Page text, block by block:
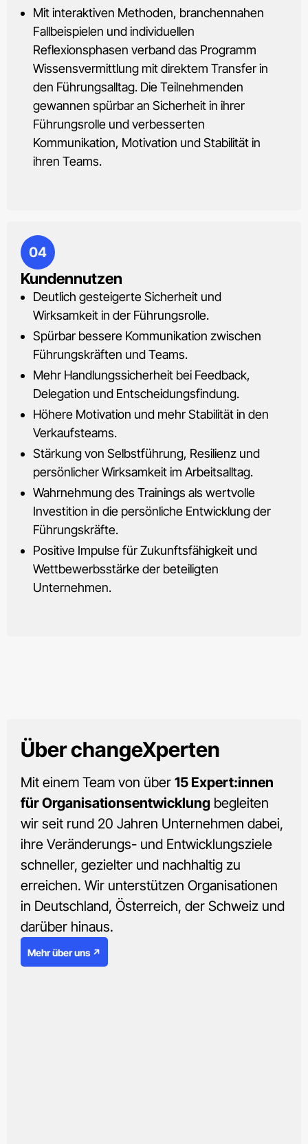
Mit interaktiven Methoden, branchennahen
Fallbeispielen und individuellen
Reflexionsphasen verband das Programm
Wissensvermittlung mit direktem Transfer in
den Führungsalltag. Die Teilnehmenden
gewannen spürbar an Sicherheit in ihrer
Führungsrolle und verbesserten
Kommunikation, Motivation und Stabilität in
ihren Teams.
04
Kundennutzen
Deutlich gesteigerte Sicherheit und
Wirksamkeit in der Führungsrolle.
Spürbar bessere Kommunikation zwischen
Führungskräften und Teams.
Mehr Handlungssicherheit bei Feedback,
Delegation und Entscheidungsfindung.
Höhere Motivation und mehr Stabilität in den
Verkaufsteams.
Stärkung von Selbstführung, Resilienz und
persönlicher Wirksamkeit im Arbeitsalltag.
Wahrnehmung des Trainings als wertvolle
Investition in die persönliche Entwicklung der
Führungskräfte.
Positive Impulse für Zukunftsfähigkeit und
Wettbewerbsstärke der beteiligten
Unternehmen.
ÜberchangeXperten
Mit einem Team von über 15 Expert:innen
für Organisationsentwicklung begleiten
wir seit rund 20 Jahren Unternehmen dabei,
ihre Veränderungs- und Entwicklungsziele
schneller, gezielter und nachhaltig zu
erreichen. Wir unterstützen Organisationen
in Deutschland, Österreich, der Schweiz und
darüber hinaus.
Mehr über uns ↗